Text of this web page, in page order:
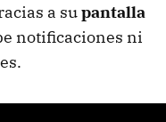
a supantalla
notificaciones ni